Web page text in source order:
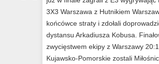
3X3 Warszawa z Hutnikiem
końcówce straty i zdołali
dystansu Arkadiusza Kobusa.
zwycięstwem ekipy z Warszawy
Kujawsko-Pomorskie zostali